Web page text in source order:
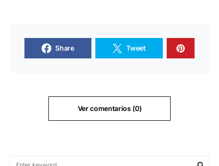
Share Tweet
Ver comentarios (0)